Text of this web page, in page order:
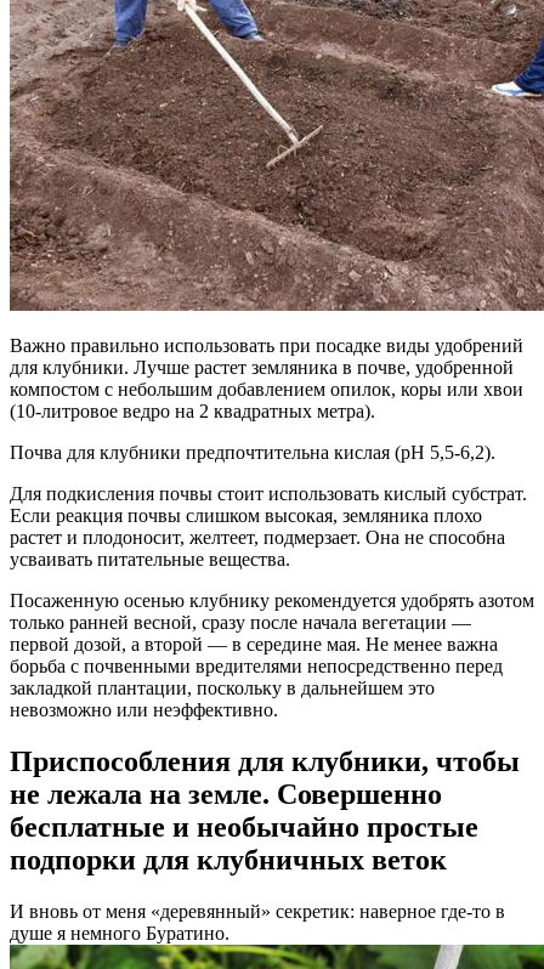
Важно правильно использовать при посадке виды удобрений
для клубники. Лучше растет земляника в почве, удобренной
компостом с небольшим добавлением опилок, коры или хвои
(10-литровое ведро на 2 квадратных метра).
Почва для клубники предпочтительна кислая (pH 5,5-6,2).
Для подкисления почвы стоит использовать кислый субстрат.
Если реакция почвы слишком высокая, земляника плохо
растет и плодоносит, желтеет, подмерзает. Она не способна
усваивать питательные вещества.
Посаженную осенью клубнику рекомендуется удобрять азотом
только ранней весной, сразу после начала вегетации —
первой дозой, а второй — в середине мая. Не менее важна
борьба с почвенными вредителями непосредственно перед
закладкой плантации, поскольку в дальнейшем это
невозможно или неэффективно.
Приспособления для клубники, чтобы
не лежала на земле. Совершенно
бесплатные и необычайно простые
подпорки для клубничных веток
И вновь от меня «деревянный» секретик: наверное где-то в
душе я немного Буратино.